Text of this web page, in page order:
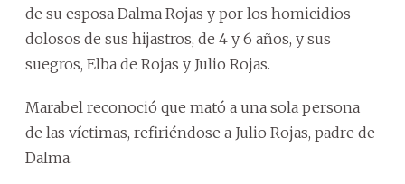
de su esposa Dalma Rojas y por los homicidios
dolosos de sus hijastros, de 4 y 6 años, y sus
suegros, Elba de Rojas y Julio Rojas.
Marabel reconoció que mató a una sola persona
de las víctimas, refiriéndose a Julio Rojas, padre de
Dalma.